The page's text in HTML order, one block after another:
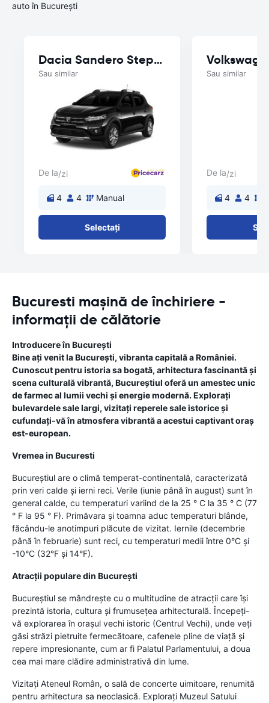
auto în București
Dacia Sandero Stepway
Sau similar
De la/zi
4 4 Manual
Selectați
Sau similar
De la/zi
4 4
Bucuresti mașină de închiriere -
informații de călătorie
Introducere în București
Bine ați venit la București, vibranta capitală a României.
Cunoscut pentru istoria sa bogată, arhitectura fascinantă și
scena culturală vibrantă, Bucureștiul oferă un amestec unic
de farmec al lumii vechi și energie modernă. Explorați
bulevardele sale largi, vizitați reperele sale istorice și
cufundați-vă în atmosfera vibrantă a acestui captivant oraș
est-european.
Vremea in Bucuresti
Bucureștiul are o climă temperat-continentală, caracterizată
prin veri calde și ierni reci. Verile (iunie până în august) sunt în
general calde, cu temperaturi variind de la 25 ° C la 35 ° C (77
° F la 95 ° F). Primăvara și toamna aduc temperaturi blânde,
făcându-le anotimpuri plăcute de vizitat. Iernile (decembrie
până în februarie) sunt reci, cu temperaturi medii între 0°C și
-10°C (32°F și 14°F).
Atracții populare din București
Bucureștiul se mândrește cu o multitudine de atracții care își
prezintă istoria, cultura și frumusețea arhitecturală. Începeți-
vă explorarea în orașul vechi istoric (Centrul Vechi), unde veți
găsi străzi pietruite fermecătoare, cafenele pline de viață și
repere impresionante, cum ar fi Palatul Parlamentului, a doua
cea mai mare clădire administrativă din lume.
Vizitați Ateneul Român, o sală de concerte uimitoare, renumită
pentru arhitectura sa neoclasică. Explorați Muzeul Satului